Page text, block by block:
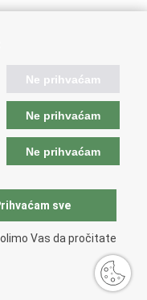
Ne prihvaćam
Ne prihvaćam
Ne prihvaćam
sve
Vas da pročitate